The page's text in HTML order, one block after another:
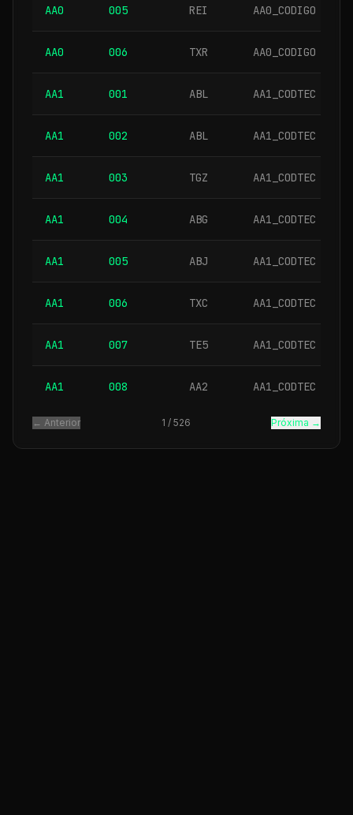
AA0 005 REI AA0_CODIGO
AA0 006 TXR AA0_CODIGO
AA1 001 ABL AA1_CODTEC
AA1 002 ABL AA1_CODTEC
AA1 003 TGZ AA1_CODTEC
AA1 004 ABG AA1_CODTEC
AA1 005 ABJ AA1_CODTEC
AA1 006 TXC AA1_CODTEC
AA1 007 TE5 AA1_CODTEC
AA1 008 AA2 AA1_CODTEC
← Anterior 1 / 526 Próxima →